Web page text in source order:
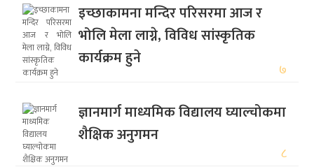
इच्छाकामना मन्दिर परिसरमा आज र
भोलि मेला लाग्ने, विविध सांस्कृतिक
कार्यक्रम हुने
७
ज्ञानमार्ग माध्यमिक विद्यालय घ्याल्चोकमा
शैक्षिक अनुगमन
८